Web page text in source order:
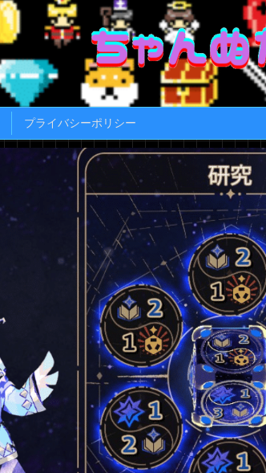
プライバシーポリシー